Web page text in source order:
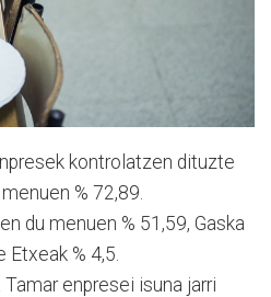
kontrolatzen dituzte
% 72,89.
du menuen % 51,59, Gaska
Etxeak % 4,5.
enpresei isuna jarri